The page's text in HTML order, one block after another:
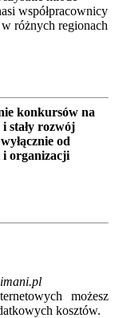
współpracownicy
różnych regionach
konkursów na
stały rozwój
od
i organizacji
możesz
kosztów.